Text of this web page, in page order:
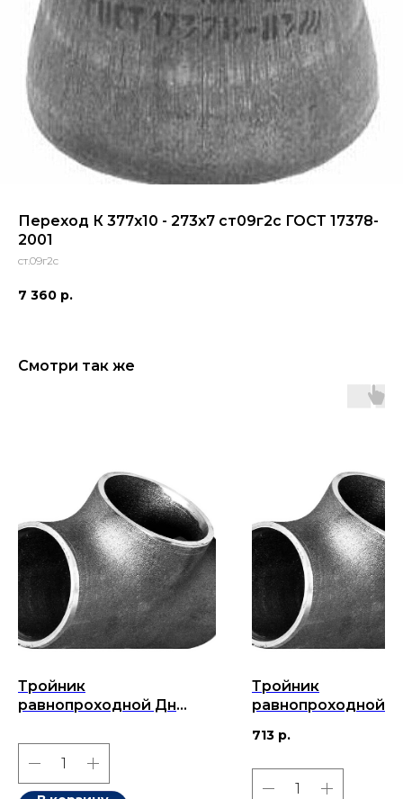
Переход К 377x10 - 273x7 ст09г2с ГОСТ 17378-
2001
ст.09г2с
7 360 р.
Смотри так же
Тройник
равнопроходной Дн
бесшовный ГОСТ 17376-
2001
Тройник
равнопроходной
бесшовный ГОСТ
713 р.